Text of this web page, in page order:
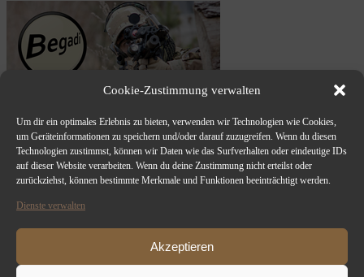
Cookie-Zustimmung verwalten
Um dir ein optimales Erlebnis zu bieten, verwenden wir Technologien wie Cookies,
um Geräteinformationen zu speichern und/oder darauf zuzugreifen. Wenn du diesen
Technologien zustimmst, können wir Daten wie das Surfverhalten oder eindeutige IDs
auf dieser Website verarbeiten. Wenn du deine Zustimmung nicht erteilst oder
zurückziehst, können bestimmte Merkmale und Funktionen beeinträchtigt werden.
Dienste verwalten
Akzeptieren